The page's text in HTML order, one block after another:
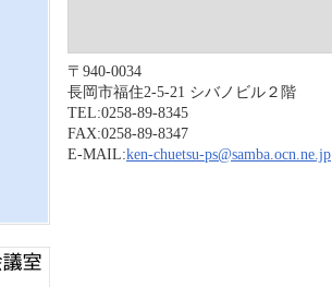
〒940-0034
長岡市福住2-5-21 シバノビル２階
TEL:0258-89-8345
FAX:0258-89-8347
E-MAIL:ken-chuetsu-ps@samba.ocn.ne.jp